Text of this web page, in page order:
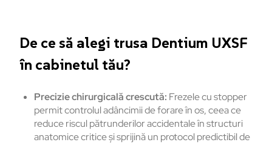
De ce să alegi trusa Dentium UXSF
în cabinetul tău?
Precizie chirurgicală crescută: Frezele cu stopper
permit controlul adâncimii de forare în os, ceea ce
reduce riscul pătrunderilor accidentale în structuri
anatomice critice și sprijină un protocol predictibil de